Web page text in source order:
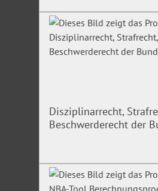
Disziplinarrecht,
Beschwerderecht der